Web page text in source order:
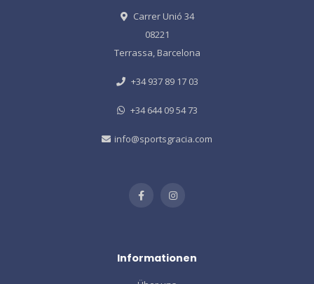
Carrer Unió 34
08221
Terrassa, Barcelona
+34 937 89 17 03
+34 644 09 54 73
info@sportsgracia.com
Informationen